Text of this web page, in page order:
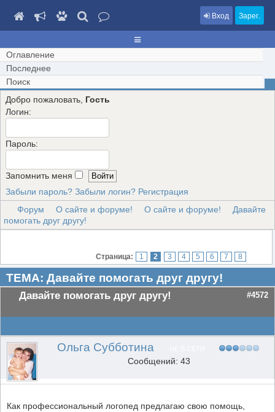
Вход Зарег.
Оглавление
Последнее
Поиск
Добро пожаловать, Гость
Логин:
Пароль:
Запомнить меня
Забыли пароль? Забыли логин? Регистрация
Форум
О сайте и форуме! О сайте и форуме!
Давайте
помогать друг другу!
Страница: 1 2 3 4 5 6 7 8
ТЕМА: Давайте помогать друг другу!
Давайте помогать друг другу! #4572
Ольга Субботина
Сообщений: 43
Как профессиональный логопед предлагаю свою помощь,